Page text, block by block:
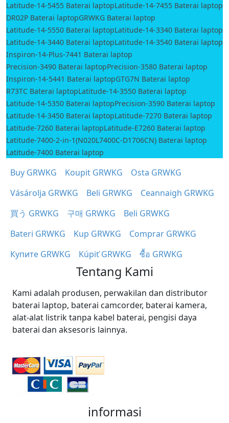
Latitude-14-5455 Baterai laptopLatitude-14-7455 Baterai laptop
DR02P Baterai laptopGRWKG Baterai laptop
Latitude-14-5550 Baterai laptopLatitude-14-3340 Baterai laptop
Latitude-14-3440 Baterai laptopLatitude-14-3540 Baterai laptop
Inspiron-14-Plus-7441 Baterai laptop
Precision-3490 Baterai laptopPrecision-3580 Baterai laptop
Inspiron-14-5441 Baterai laptopGTG7N Baterai laptop
R73TC Baterai laptopLatitude-14-3550 Baterai laptop
Latitude-14-5350 Baterai laptopPrecision-3590 Baterai laptop
Latitude-14-3450 Baterai laptopLatitude-7270 Baterai laptop
Latitude-7260 Baterai laptopLatitude-E7260 Baterai laptop
Latitude-7400-2-in-1(N020L7400C-D1706CN) Baterai laptop
Latitude-7400 Baterai laptop
Buy GRWKG Koupit GRWKG
Osta GRWKG
Vásárolja GRWKG
Beli GRWKG
Ceannaigh GRWKG
買う GRWKG
구매 GRWKG
Beli GRWKG
Bateri GRWKG
Kup GRWKG
Comprar GRWKG
Купите GRWKG
Kúpiť GRWKG ซื้อ GRWKG
Tentang Kami
Kami adalah produsen, perwakilan dan distributor
baterai laptop, baterai camcorder, baterai kamera,
alat-alat listrik tanpa kabel baterai, pengisi daya
baterai dan aksesoris lainnya.
informasi